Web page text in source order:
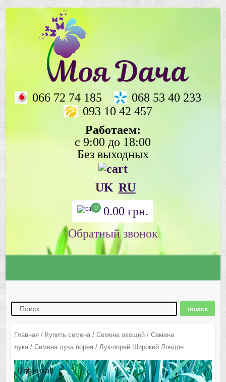
066 72 74 185
068 53 40 233
093 10 42 457
Работаем:
с 9:00 до 18:00
Без выходных
UK RU
0 0.00грн.
Главная / Купить семена/ Семена овощей/ Семена
лука/ Семена лука порея / Лук-порей Широкий Лондон
Новинка!